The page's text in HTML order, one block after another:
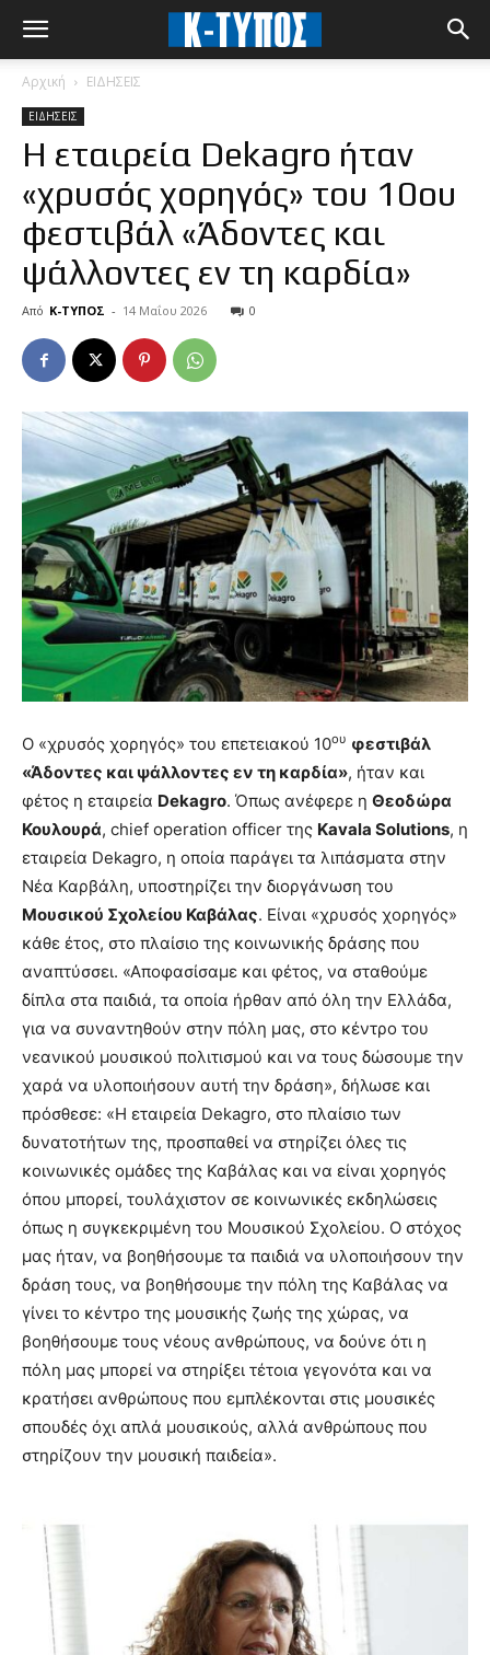
Αρχική ΕΙΔΗΣΕΙΣ
ΕΙΔΗΣΕΙΣ
Η εταιρεία Dekagro ήταν
«χρυσός χορηγός» του 10ου
φεστιβάλ «Άδοντες και
ψάλλοντες εν τη καρδία»
Από Κ-ΤΥΠΟΣ - 14 Μαΐου 2026 0
Ο «χρυσός χορηγός» του επετειακού 10ου φεστιβάλ
«Άδοντες και ψάλλοντες εν τη καρδία», ήταν και
φέτος η εταιρεία Dekagro. Όπως ανέφερε η Θεοδώρα
Κουλουρά, chief operation officer της Kavala Solutions, η
εταιρεία Dekagro, η οποία παράγει τα λιπάσματα στην
Νέα Καρβάλη, υποστηρίζει την διοργάνωση του
Μουσικού Σχολείου Καβάλας. Είναι «χρυσός χορηγός»
κάθε έτος, στο πλαίσιο της κοινωνικής δράσης που
αναπτύσσει. «Αποφασίσαμε και φέτος, να σταθούμε
δίπλα στα παιδιά, τα οποία ήρθαν από όλη την Ελλάδα,
για να συναντηθούν στην πόλη μας, στο κέντρο του
νεανικού μουσικού πολιτισμού και να τους δώσουμε την
χαρά να υλοποιήσουν αυτή την δράση», δήλωσε και
πρόσθεσε: «Η εταιρεία Dekagro, στο πλαίσιο των
δυνατοτήτων της, προσπαθεί να στηρίζει όλες τις
κοινωνικές ομάδες της Καβάλας και να είναι χορηγός
όπου μπορεί, τουλάχιστον σε κοινωνικές εκδηλώσεις
όπως η συγκεκριμένη του Μουσικού Σχολείου. Ο στόχος
μας ήταν, να βοηθήσουμε τα παιδιά να υλοποιήσουν την
δράση τους, να βοηθήσουμε την πόλη της Καβάλας να
γίνει το κέντρο της μουσικής ζωής της χώρας, να
βοηθήσουμε τους νέους ανθρώπους, να δούνε ότι η
πόλη μας μπορεί να στηρίξει τέτοια γεγονότα και να
κρατήσει ανθρώπους που εμπλέκονται στις μουσικές
σπουδές όχι απλά μουσικούς, αλλά ανθρώπους που
στηρίζουν την μουσική παιδεία».